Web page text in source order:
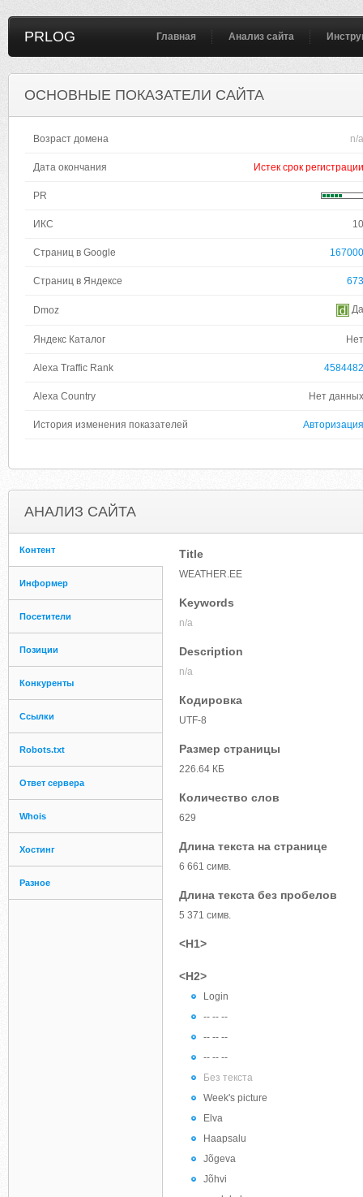
PRLOG Главная Анализ сайта
ОСНОВНЫЕ ПОКАЗАТЕЛИ САЙТА
Возраст домена n/a
Дата окончания Истек срок регистрации
PR
ИКС 10
Страниц в Google 167000
Страниц в Яндексе 673
Dmoz Да
Яндекс Каталог Нет
Alexa Traffic Rank 4584482
Alexa Country Нет данных
История изменения показателей Авторизация
АНАЛИЗ САЙТА
Контент
Информер
Посетители
Позиции
Конкуренты
Ссылки
Robots.txt
Ответ сервера
Whois
Хостинг
Разное
Title
WEATHER.EE
Keywords
n/a
Description
n/a
Кодировка
UTF-8
Размер страницы
226.64 КБ
Количество слов
629
Длина текста на странице
6 661 симв.
Длина текста без пробелов
5 371 симв.
<H1>
<H2>
Login
-- -- --
-- -- --
-- -- --
Без текста
Week's picture
Elva
Haapsalu
Jõgeva
Jõhvi